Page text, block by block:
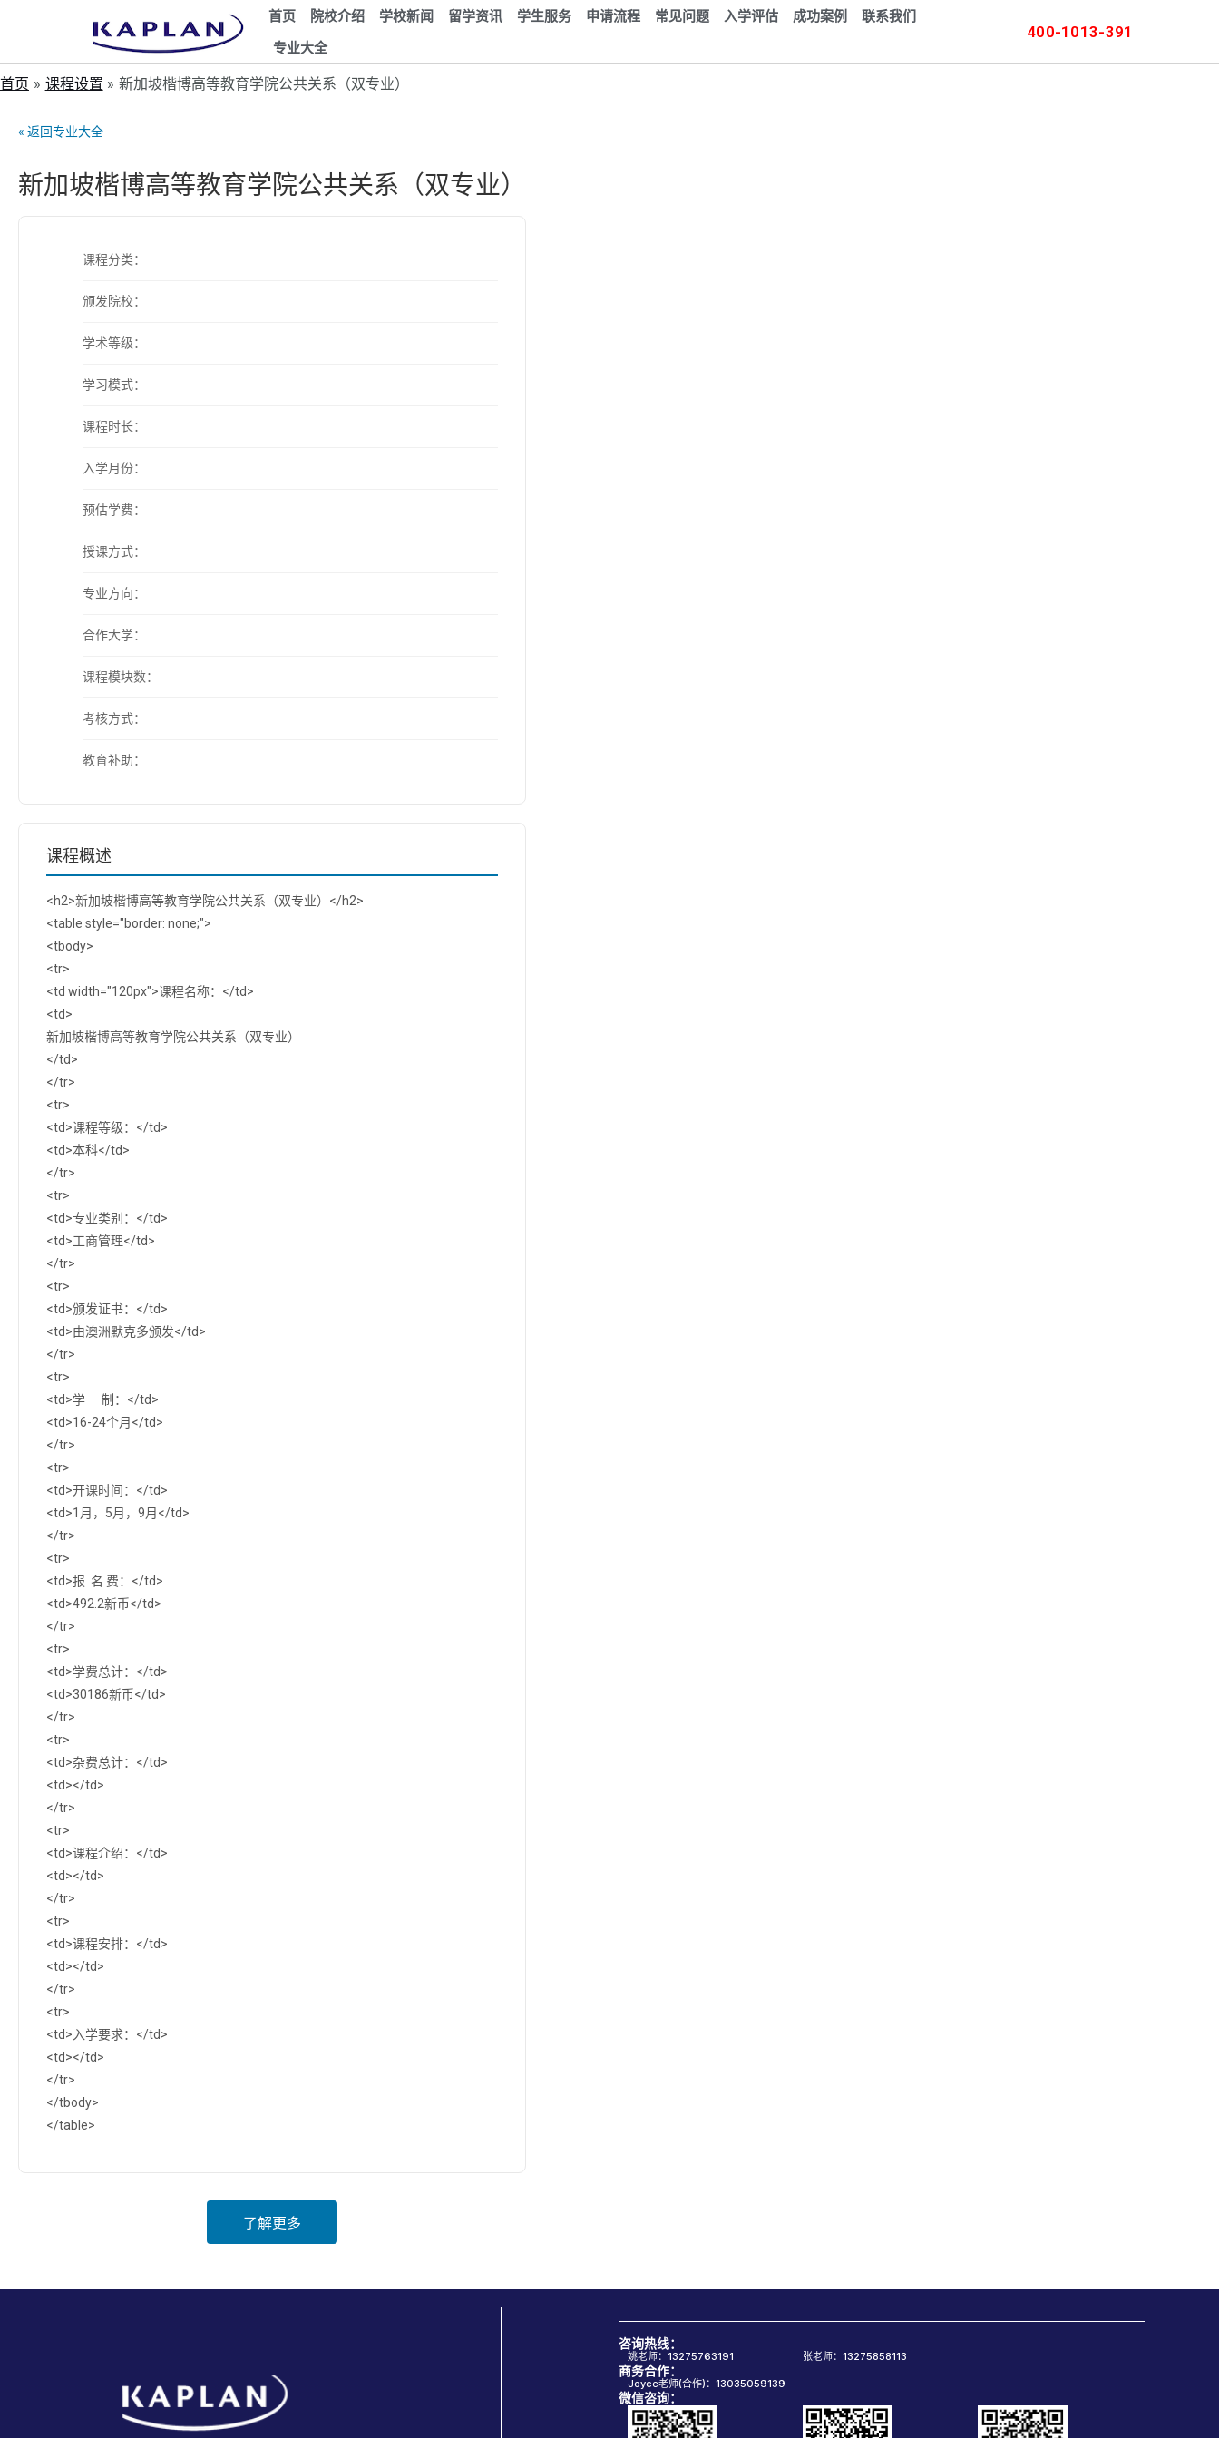
首页 院校介绍 学校新闻 留学资讯 学生服务 申请流程 常见问题 入学评估 成功案例
联系我们
专业大全
400-1013-391
首页 课程设置 新加坡楷博高等教育学院公共关系（双专业）
« 返回专业大全
新加坡楷博高等教育学院公共关系（双专业）
课程分类：
颁发院校：
学术等级：
学习模式：
课程时长：
入学月份：
预估学费：
授课方式：
专业方向：
合作大学：
课程模块数：
考核方式：
教育补助：
课程概述
<h2>新加坡楷博高等教育学院公共关系（双专业）</h2>
<table style="border: none;">
<tbody>
<tr>
<td width="120px">课程名称：</td>
<td>
新加坡楷博高等教育学院公共关系（双专业）
</td>
</tr>
<tr>
<td>课程等级：</td>
<td>本科</td>
</tr>
<tr>
<td>专业类别：</td>
<td>工商管理</td>
</tr>
<tr>
<td>颁发证书：</td>
<td>由澳洲默克多颁发</td>
</tr>
<tr>
<td>学 制：</td>
<td>16-24个月</td>
</tr>
<tr>
<td>开课时间：</td>
<td>1月，5月，9月</td>
</tr>
<tr>
<td>报 名 费：</td>
<td>492.2新币</td>
</tr>
<tr>
<td>学费总计：</td>
<td>30186新币</td>
</tr>
<tr>
<td>杂费总计：</td>
<td></td>
</tr>
<tr>
<td>课程介绍：</td>
<td></td>
</tr>
<tr>
<td>课程安排：</td>
<td></td>
</tr>
<tr>
<td>入学要求：</td>
<td></td>
</tr>
</tbody>
</table>
了解更多
咨询热线：
姚老师：13275763191 张老师：13275858113
商务合作：
Joyce老师(合作)：13035059139
微信咨询：